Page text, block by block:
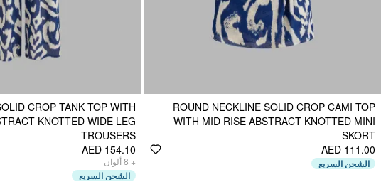
ROUND NECKLINE SOLID CROP CAMI TOP
WITH MID RISE ABSTRACT KNOTTED MINI
SKORT
AED 111.00
الشحن السريع
CROP TANK TOP WITH
KNOTTED WIDE LEG
TROUSERS
AED 154.10
+
8ألوان
الشحن السريع